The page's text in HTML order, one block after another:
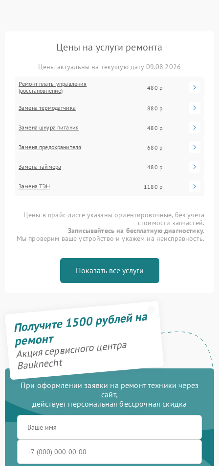
Цены на услуги ремонта
Цены актуальны на текущую дату 09.08.2026
Ремонт платы управления
(восстановление)
480 р
Замена термодатчика 880 р
Замена шнура питания 480 р
Замена предохранителя 680 р
Замена таймера 480 р
Замена ТЭН 1180 р
Цены в прайс-листе указаны ориентировочные, без учета
стоимости запчастей.
Записывайтесь на бесплатную диагностику.
Мы проверим ваше устройство и укажем на неисправность.
Показать все услуги
Получите 1500 рублей на
ремонт
Акция сервисного центра
Bauknecht
При оформлении заявки на ремонт техники через
сайт,
действует персональная бессрочная скидка